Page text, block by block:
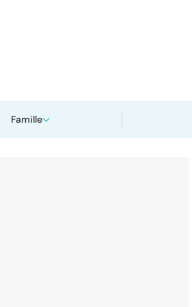
Famille